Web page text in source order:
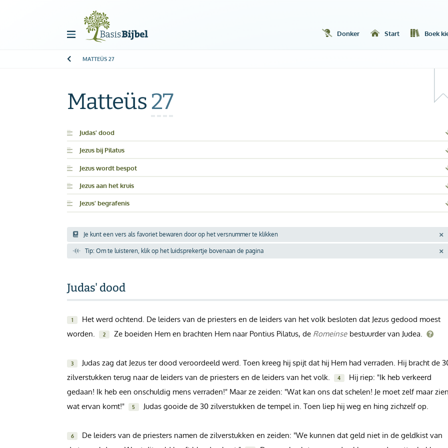
Donker Start Boek
Gast
Lezen
Zoeken
Boek kiezen
Inloggen
Info & Contact
Giften via PayPal
MATTEÜS 27
Matteüs 27
Judas' dood
Jezus bij Pilatus
Jezus wordt bespot
Jezus aan het kruis
Jezus' begrafenis
Je kunt een vers als favoriet bewaren door op het versnummer te klikken
Tip: Om te luisteren, klik op het luidsprekertje bovenaan de pagina
Judas' dood
1
Het werd ochtend. De leiders van de priesters en de leiders van het volk besloten dat Jezus gedood moest
worden.
2 Ze boeiden Hem en brachten Hem naar Pontius Pilatus, de Romeinse bestuurder van Judea.
3
Judas zag dat Jezus ter dood veroordeeld werd. Toen kreeg hij spijt dat hij Hem had verraden. Hij bracht de
zilverstukken terug naar de leiders van de priesters en de leiders van het volk.
4
Hij riep: "Ik heb verkeerd
gedaan! Ik heb een onschuldig mens verraden!" Maar ze zeiden: "Wat kan ons dat schelen! Je moet zelf maar
wat ervan komt!"
5 Judas gooide de 30 zilverstukken de tempel in. Toen liep hij weg en hing zichzelf op.
6
De leiders van de priesters namen de zilverstukken en zeiden: "We kunnen dat geld niet in de geldkist van